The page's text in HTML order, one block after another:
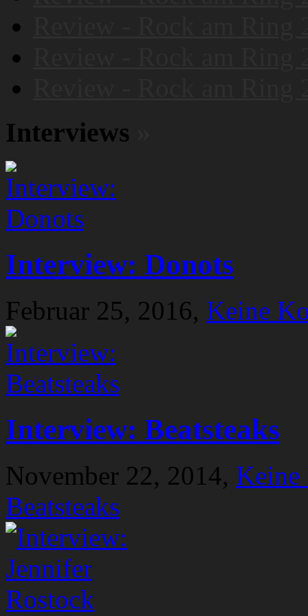
Interviews
Interview: Donots
Februar 25, 2016, Keine
Interview: Beatsteaks
November 22, 2014, Keine
Beatsteaks